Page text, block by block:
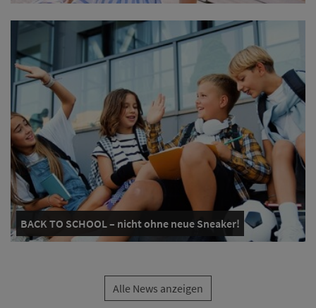
BACK TO SCHOOL – nicht ohne neue Sneaker!
Alle News anzeigen